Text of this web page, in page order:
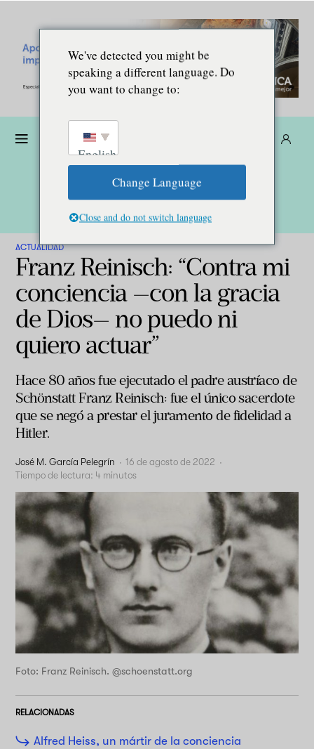
ACTUALIDAD
Franz Reinisch: “Contra mi
conciencia —con la gracia
de Dios— no puedo ni
quiero actuar”
Hace 80 años fue ejecutado el padre austríaco de
Schönstatt Franz Reinisch: fue el único sacerdote
que se negó a prestar el juramento de fidelidad a
Hitler.
José M. García Pelegrín · 16 de agosto de 2022 ·
Tiempo de lectura: 4 minutos
Foto: Franz Reinisch. @schoenstatt.org
RELACIONADAS
Alfred Heiss, un mártir de la conciencia
We've detected you might be
speaking a different language. Do
you want to change to:
English
Change Language
Close and do not switch language